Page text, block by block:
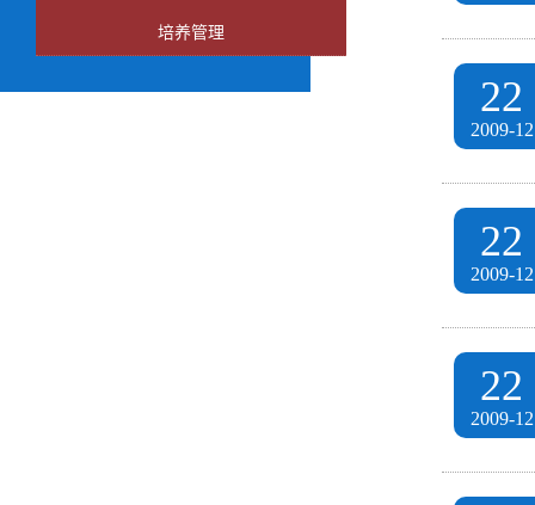
培养管理
22
2009-12
22
2009-12
22
2009-12